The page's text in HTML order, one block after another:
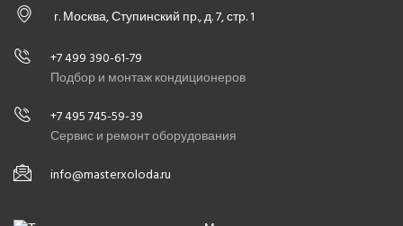
г. Москва, Ступинский пр., д. 7, стр. 1
+7 499 390-61-79
Подбор и монтаж кондиционеров
+7 495 745-59-39
Сервис и ремонт оборудования
info@masterxoloda.ru